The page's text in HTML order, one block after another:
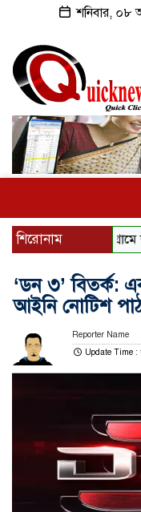
শনিবার, ০৮
শিরোনামকুড়িগ্রামে
‘ডন ৩’ বিতর্ক:
আইনি নোটিশ
Reporter Name
Update Time :